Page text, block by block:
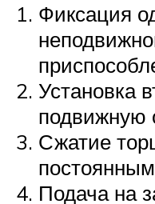
Фиксация
Установка
подвижную
Сжатие
Подача на